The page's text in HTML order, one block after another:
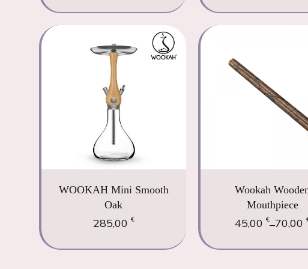
WOOKAH Mini Smooth
Oak
285,00 €
Wookah
Mouthpiece
45,00€–70,00